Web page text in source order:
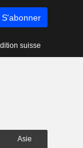
S'abonner
suisse
Asie